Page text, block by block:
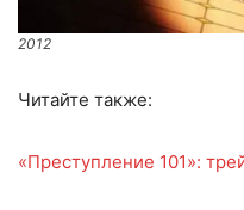
2012
Читайте также:
«Преступление 101»: